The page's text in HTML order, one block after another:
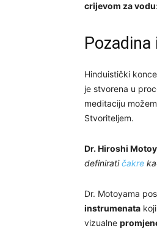
crijevom za vodu
Hinduistički
je stvorena u
meditaciju
Stvoriteljem.
Dr. Hiroshi
definiratičakre
Dr. Motoyama
instrumenata
vizualne